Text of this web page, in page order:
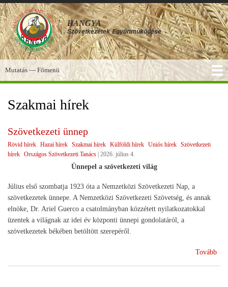
Ugrás
a
tartalomra
HANGYA
Szövetkezetek Együttműködése
Főmenü
Mutatás — Főmenü
Szakmai hírek
Szövetkezeti ünnep
Rövid hírek Hazai hírek Szakmai hírek Külföldi hírek Uniós hírek Szövetkezeti
hírek Országos Szövetkezeti Tanács 2026. július 4.
Ünnepel a szövetkezeti világ
Július első szombatja 1923 óta a Nemzetközi Szövetkezeti Nap, a
szövetkezetek ünnepe. A Nemzetközi Szövetkezeti Szövetség, és annak
elnöke, Dr. Ariel Guerco a csatolmányban közzétett nyilatkozatokkal
üzentek a világnak az idei év központi ünnepi gondolatáról, a
szövetkezetek békében betöltött szerepéről.
Tovább